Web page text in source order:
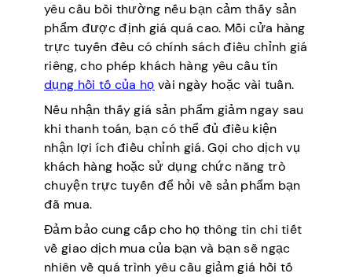
yêu cầu bồi thường nếu bạn cảm thấy sản
phẩm được định giá quá cao. Mỗi cửa hàng
trực tuyến đều có chính sách điều chỉnh giá
riêng, cho phép khách hàng yêu cầu tín
dụng hồi tố của họ vài ngày hoặc vài tuần.
Nếu nhận thấy giá sản phẩm giảm ngay sau
khi thanh toán, bạn có thể đủ điều kiện
nhận lợi ích điều chỉnh giá. Gọi cho dịch vụ
khách hàng hoặc sử dụng chức năng trò
chuyện trực tuyến để hỏi về sản phẩm bạn
đã mua.
Đảm bảo cung cấp cho họ thông tin chi tiết
về giao dịch mua của bạn và bạn sẽ ngạc
nhiên về quá trình yêu cầu giảm giá hồi tố